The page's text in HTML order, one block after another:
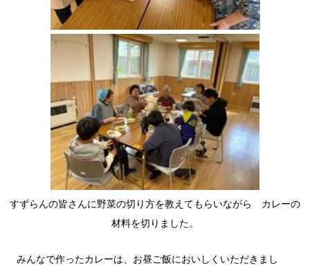
すずらんの皆さんに野菜の切り方を教えてもらいながら カレーの
材料を切りました。
みんなで作ったカレーは、お昼ご飯においしくいただきまし